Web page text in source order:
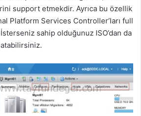
support etmekdir. Ayrıca bu özellik
Platform Services Controller’ları full
sahip olduğunuz ISO’dan da